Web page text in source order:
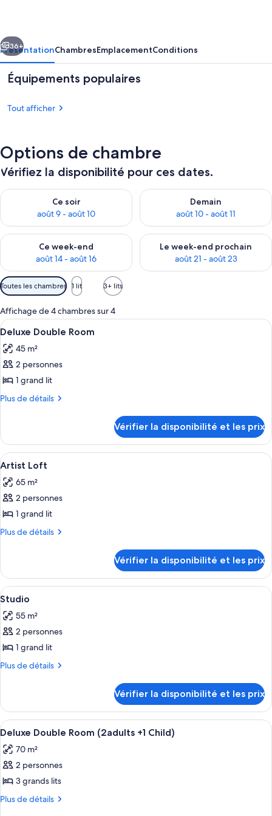
Chambre
Suivant
36+
PrésentationChambresEmplacementConditions
Équipements populaires
Tout afficher
Options de chambre
Vérifiez la disponibilité pour ces dates.
Ce soir
août 9 - août 10
Vérifier la disponibilité pour ce soir août 9 - août 10
Demain
août 10 - août 11
Vérifier la disponibilité pour
Ce week-end
août 14 - août 16
Vérifier la disponibilité pour ce week-end août 14 - août 16
Le week-end prochain
août 21 - août 23
Vérifier la disponibilité pour
Filtres
disponibles
pour
les
chambres
Toutes les chambres 1 lit 3+ lits
Affichage de 4 chambres sur 4
Afficher
toutes
les
photos
pour
ce
chambre :
Deluxe
Double
Room
Une chambre à coucher avec un
7
Deluxe Double Room
45 m²
2 personnes
1 grand lit
Plus de détails
Plus
le
type
de
Deluxe
Double
Vérifier la disponibilité et les prix
Afficher
toutes
les
photos
pour
ce
chambre :
Artist
Loft
Une pièce équipée d’un évier, d’un
10
Artist Loft
65 m²
2 personnes
1 grand lit
Plus de détails
Plus
le
type
de
Artist
Loft
Vérifier la disponibilité et les prix
Afficher
toutes
les
photos
pour
ce
chambre :
Studio
Une pièce comprenant un lit, une
9
Studio
55 m²
2 personnes
1 grand lit
Plus de détails
Plus
le
type
de
Studio
Vérifier la disponibilité et les prix
Afficher
toutes
les
photos
pour
ce
Une chambre à coucher avec un
9
Deluxe Double Room (2adults +1 Child)
70 m²
2 personnes
3 grands lits
Plus de détails
Plus